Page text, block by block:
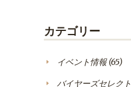
カテゴリー
イベント情報(65)
バイヤーズセレクト